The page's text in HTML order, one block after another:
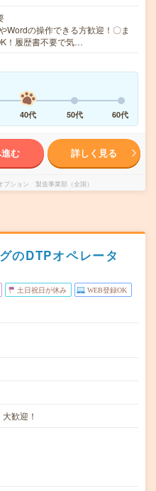
の操作できる方歓迎！〇ま
！履歴書不要で気…
40代 50代 60代
む 詳しく見る
プション 製造事業部（全国）
のDTPオペレータ
土日祝日が休み WEB登録OK
歓迎！